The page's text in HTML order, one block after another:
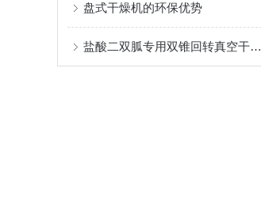
盘式干燥机的环保优势
盐酸二双胍专用双锥回转真空干燥机